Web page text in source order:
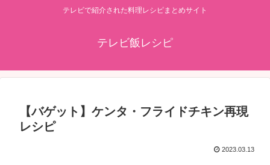
テレビで紹介された料理レシピまとめサイト
テレビ飯レシピ
【バゲット】ケンタ・フライドチキン再現
レシピ
2023.03.13